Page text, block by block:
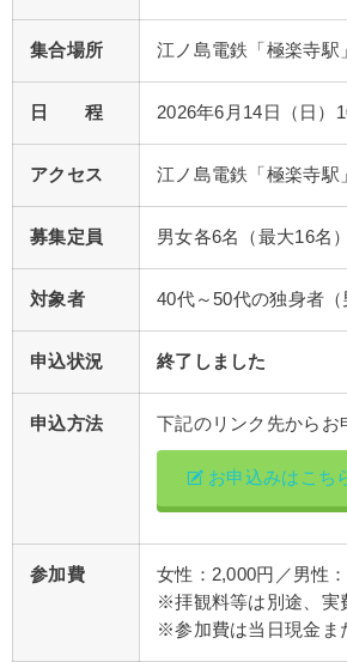
集合場所 江ノ島電鉄「極楽寺駅
日 程 2026年6月14日（日）
アクセス 江ノ島電鉄「極楽寺駅
募集定員 男女各6名（最大16名）
対象者 40代～50代の独身者（
申込状況 終了しました
申込方法 下記のリンク先からお
お申込みはこち
参加費
女性：2,000円／男性
※拝観料等は別途、実
※参加費は当日現金ま